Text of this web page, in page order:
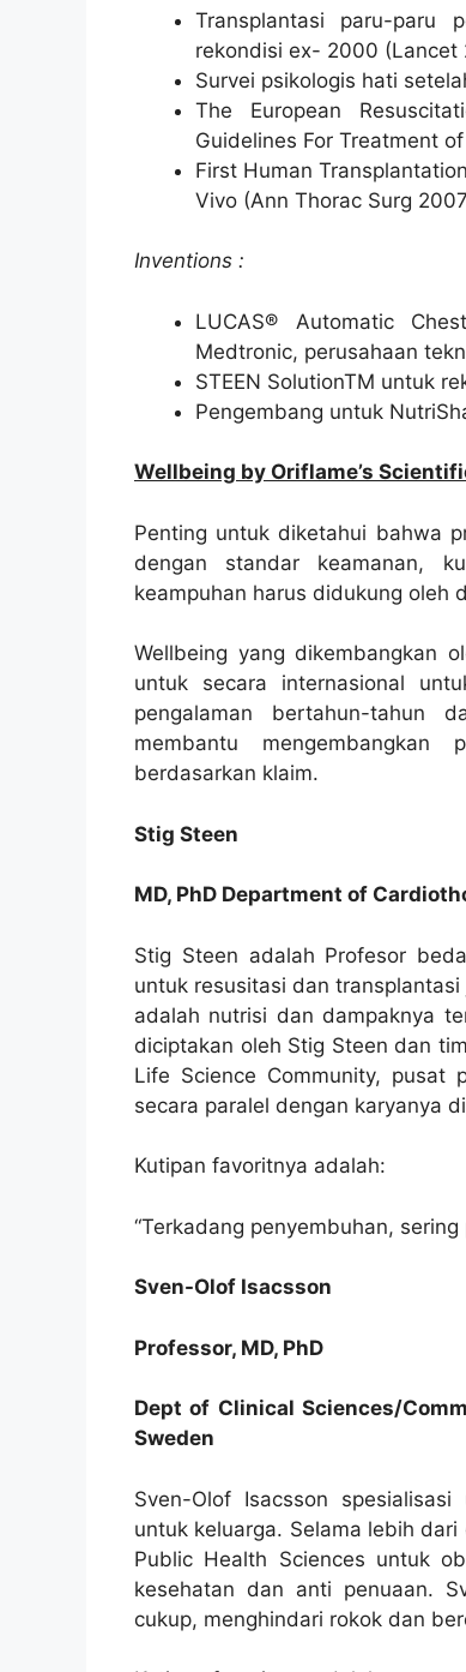
Transplantasi paru-paru
rekondisi ex- 2000 (Lancet
Survei psikologis hati
The European
Guidelines For Treatment
First Human
Vivo (Ann Thorac Surg
Inventions :
LUCAS® Automatic
Medtronic, perusahaan
STEEN SolutionTM untuk
Pengembang untuk
Wellbeing by Oriflame’s
Penting untuk diketahui bahwa
dengan standar keamanan,
keampuhan harus didukung oleh
Wellbeing yang dikembangkan
untuk secara internasional
pengalaman bertahun-tahun
membantu
berdasarkan klaim.
Stig Steen
MD, PhD Department of
Stig Steen adalah Profesor
untuk resusitasi dan
adalah nutrisi dan dampaknya
diciptakan oleh Stig Steen dan
Life Science Community, pusat
secara paralel dengan karyanya
Kutipan favoritnya adalah:
“Terkadang penyembuhan,
Sven-Olof Isacsson
Professor, MD, PhD
Dept of Clinical Sciences/
Sweden
Sven-Olof Isacsson
untuk keluarga. Selama lebih
Public Health Sciences untuk
kesehatan dan anti penuaan.
cukup, menghindari rokok dan